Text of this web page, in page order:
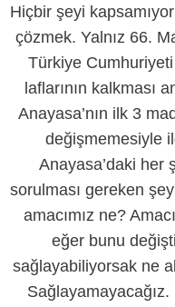
Hiçbir şeyi
çözmek. Yalnız 66.
Türkiye
laflarının kalkması
Anayasa’nın ilk 3
değişmemesiyle
Anayasa’daki her
sorulması gereken
amacımız ne?
eğer bunu
sağlayabiliyorsak ne